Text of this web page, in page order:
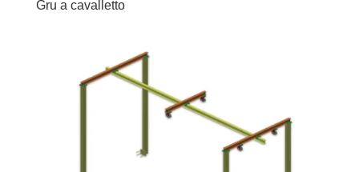
Gru a cavalletto